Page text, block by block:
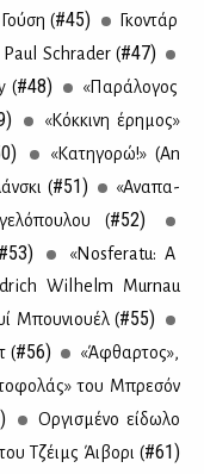
(#45)
Γκο­ντάρ
Paul Schrader (#47)
(#48)
«Πα­ρά­λο­γος
«Κόκ­κι­νη έρη­μος»
«Κα­τη­γο­ρώ!» (An
(#51)
«Ανα­πα­
(#52)
#53)
«Nosferatu: A
Wilhelm Murnau
Μπου­νιου­έλ (#55)
(#56)
«Άφθαρ­τος»,
του Μπρε­σόν
Ορ­γι­σμέ­νο εί­δω­λο
Τζέιμς Άι­βο­ρι (#61)